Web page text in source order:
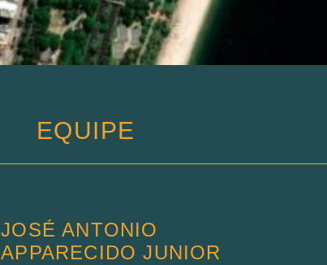
EQUIPE
JOSÉ ANTONIO
APPARECIDO JUNIOR